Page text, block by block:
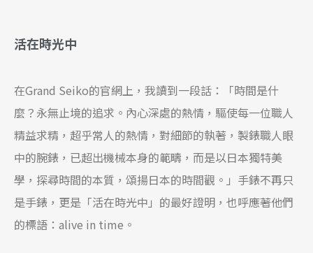
活在時光中
在Grand Seiko的官網上，我讀到一段話：「時間是什
麼？永無止境的追求。內心深處的熱情，驅使每一位職人
精益求精，超乎常人的熱情，對細節的執著，製錶職人眼
中的腕錶，已超出機械本身的範疇，而是以日本獨特美
學，探尋時間的本質，頌揚日本的時間觀。」手錶不再只
是手錶，更是「活在時光中」的最好證明，也呼應著他們
的標語：alive in time。